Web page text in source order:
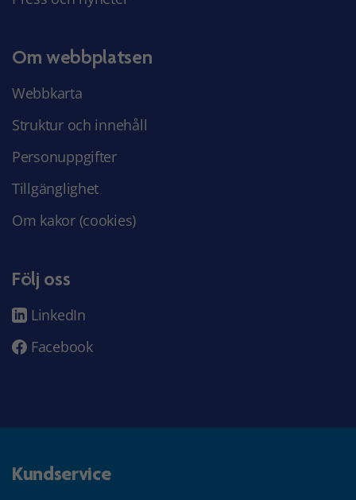
Om webbplatsen
Webbkarta
Struktur och innehåll
Personuppgifter
Tillgänglighet
Om kakor (cookies)
Följ oss
LinkedIn
Facebook
Kundservice